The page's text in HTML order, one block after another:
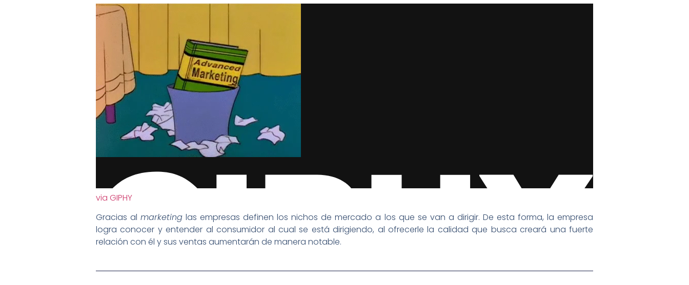
via GIPHY
Gracias almarketing las empresas definen los nichos de mercado a los que se van a dirigir. De esta forma, la empresa
logra conocer y entender al consumidor al cual se está dirigiendo, al ofrecerle la calidad que busca creará una fuerte
relación con él y sus ventas aumentarán de manera notable.